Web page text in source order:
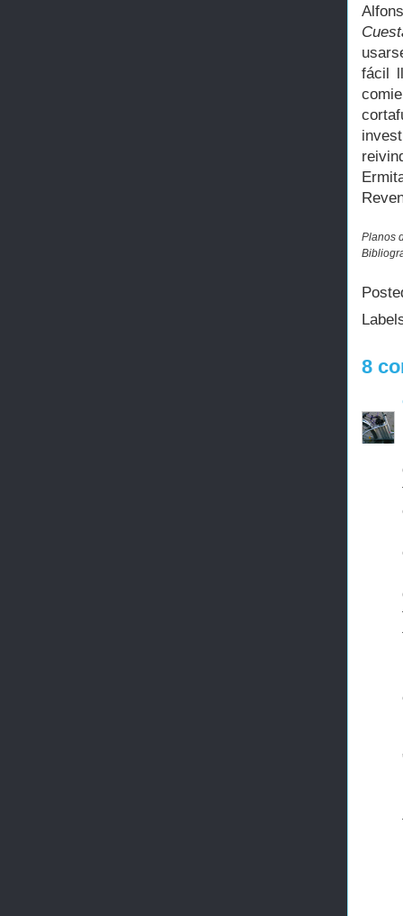
fácil
Planos
8